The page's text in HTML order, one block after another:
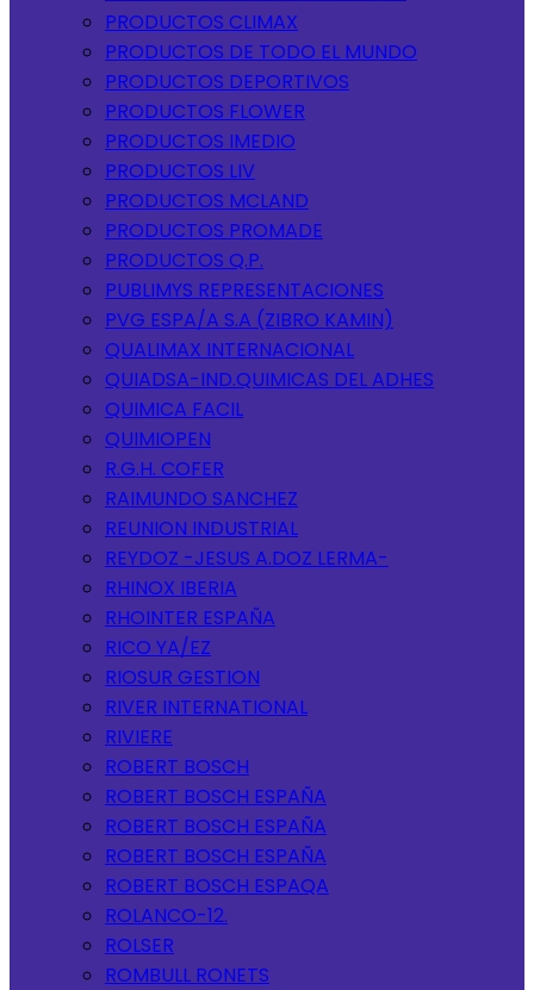
PRODUCTOS CLIMAX
PRODUCTOS DE TODO EL MUNDO
PRODUCTOS DEPORTIVOS
PRODUCTOS FLOWER
PRODUCTOS IMEDIO
PRODUCTOS LIV
PRODUCTOS MCLAND
PRODUCTOS PROMADE
PRODUCTOS Q.P.
PUBLIMYS REPRESENTACIONES
PVG ESPA/A S.A (ZIBRO KAMIN)
QUALIMAX INTERNACIONAL
QUIADSA-IND.QUIMICAS DEL ADHES
QUIMICA FACIL
QUIMIOPEN
R.G.H. COFER
RAIMUNDO SANCHEZ
REUNION INDUSTRIAL
REYDOZ -JESUS A.DOZ LERMA-
RHINOX IBERIA
RHOINTER ESPAÑA
RICO YA/EZ
RIOSUR GESTION
RIVER INTERNATIONAL
RIVIERE
ROBERT BOSCH
ROBERT BOSCH ESPAÑA
ROBERT BOSCH ESPAÑA
ROBERT BOSCH ESPAÑA
ROBERT BOSCH ESPAQA
ROLANCO-12.
ROLSER
ROMBULL RONETS